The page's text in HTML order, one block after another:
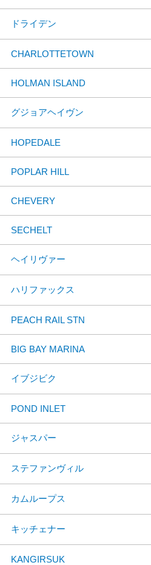
ドライデン
CHARLOTTETOWN
HOLMAN ISLAND
グジョアヘイヴン
HOPEDALE
POPLAR HILL
CHEVERY
SECHELT
ヘイリヴァー
ハリファックス
PEACH RAIL STN
BIG BAY MARINA
イブジビク
POND INLET
ジャスパー
ステファンヴィル
カムループス
キッチェナー
KANGIRSUK